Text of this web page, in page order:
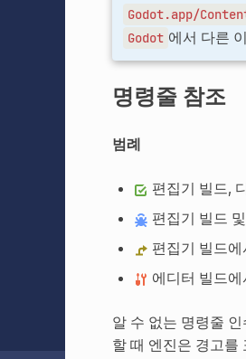
Godot.app/
Godot 에서 다른
명령줄 참조
범례
편집기 빌드,
편집기 빌드
편집기 빌드
에디터 빌드
알 수 없는 명령줄
할 때 엔진은 경고를